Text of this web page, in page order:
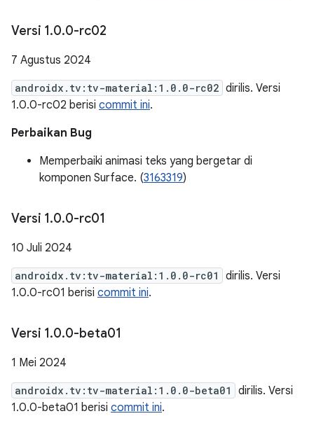
Versi 1.0.0-rc02
7 Agustus 2024
androidx.tv:tv-material:1.0.0-rc02 dirilis. Versi
1.0.0-rc02 berisi commit ini.
Perbaikan Bug
Memperbaiki animasi teks yang bergetar di
komponen Surface. (3163319)
Versi 1.0.0-rc01
10 Juli 2024
androidx.tv:tv-material:1.0.0-rc01
dirilis. Versi
1.0.0-rc01 berisi commit ini.
Versi 1.0.0-beta01
1 Mei 2024
androidx.tv:tv-material:1.0.0-beta01
dirilis. Versi
1.0.0-beta01 berisi commit ini.